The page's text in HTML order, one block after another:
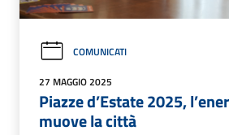
COMUNICATI
27 MAGGIO 2025
Piazze d’Estate 2025,
muove la città